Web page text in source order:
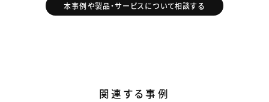
本事例や製品・サービスについて相談する
関連する事例